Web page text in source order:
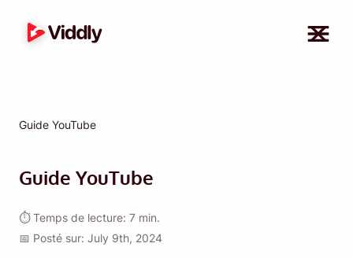
Guide YouTube
Guide YouTube
⏱ Temps de lecture: 7 min.
📅 Posté sur: July 9th, 2024